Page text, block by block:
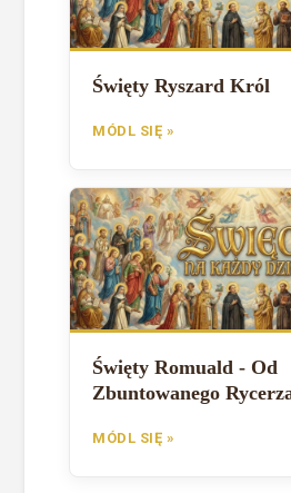
Święty Ryszard Król
MÓDL SIĘ »
Święty Romuald - Od
Zbuntowanego
MÓDL SIĘ »